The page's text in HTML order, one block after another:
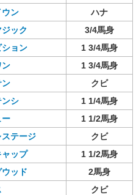
ウン
ハナ
ック
3/4馬身
ション
1 3/4馬身
ン
1 3/4馬身
ン
クビ
ンシ
1 1/4馬身
ー
1 1/2馬身
テージ
クビ
ャップ
1 1/2馬身
ッド
2馬身
クビ